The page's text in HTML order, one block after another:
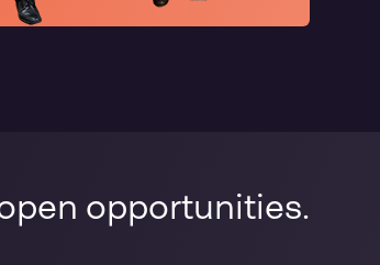
opportunities.